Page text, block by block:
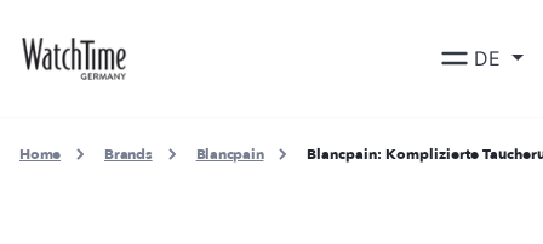
DE
Home Brands Blancpain Blancpain: Komplizierte